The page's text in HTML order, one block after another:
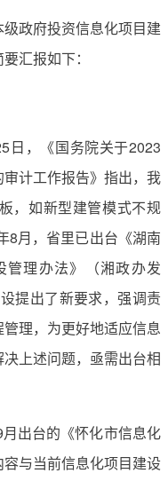
政府投资信息化项目建
汇报如下：
日，《国务院关于2023
计工作报告》指出，我
，如新型建管模式不规
8月，省里已出台《湖南
理办法》（湘政办发
提出了新要求，强调责
理，为更好地适应信息
上述问题，亟需出台相
出台的《怀化市信息化
与当前信息化项目建设